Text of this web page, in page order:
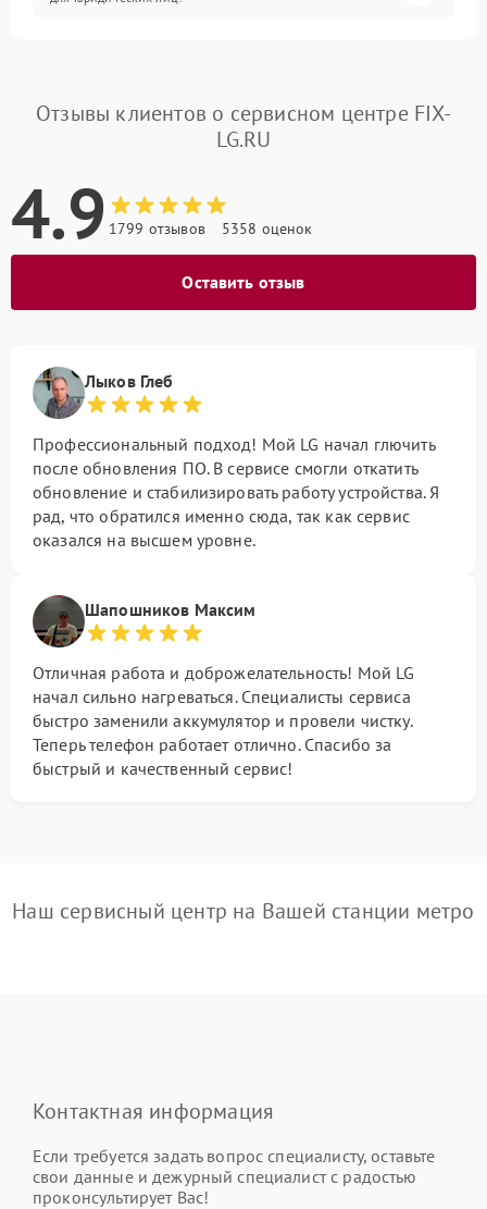
Отзывы клиентов о сервисном центре FIX-
LG.RU
4.9 1799 отзывов 5358 оценок
Оставить отзыв
Лыков Глеб
Профессиональный подход! Мой LG начал глючить
после обновления ПО. В сервисе смогли откатить
обновление и стабилизировать работу устройства. Я
рад, что обратился именно сюда, так как сервис
оказался на высшем уровне.
Шапошников Максим
Отличная работа и доброжелательность! Мой LG
начал сильно нагреваться. Специалисты сервиса
быстро заменили аккумулятор и провели чистку.
Теперь телефон работает отлично. Спасибо за
быстрый и качественный сервис!
Наш сервисный центр на Вашей станции метро
Контактная информация
Если требуется задать вопрос специалисту, оставьте
свои данные и дежурный специалист с радостью
проконсультирует Вас!